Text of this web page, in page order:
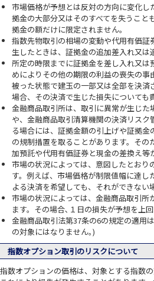
市場価格が予想とは反対の方向に変化
拠金の大部分又はそのすべてを失うこと
拠金の額だけに限定されません。
指数先物取引の相場の変動や代用有価
生したときは、証拠金の追加差入れ又は
所定の時限までに証拠金を差し入れ又
めによりその他の期限の利益の喪失の
被った状態で建玉の一部又は全部を決済
場合、その決済で生じた損失についても
金融商品取引所は、取引に異常が生じ
や、金融商品取引清算機関の決済リス
る場合には、証拠金額の引上げや証拠
の規制措置を取ることがあります。その
加預託や代用有価証券と現金の差換え等
市場の状況によっては、意図したとおり
す。例えば、市場価格が制限値幅に達
よる決済を希望しても、それができない
市場の状況によっては、金融商品取引所
ます。その場合､１日の損失が予想を上回
金融商品取引法第37条の6の規定の適用
の対象にはなりません｡)
指数オプション取引のリスクについて
指数オプションの価格は、対象とする指数